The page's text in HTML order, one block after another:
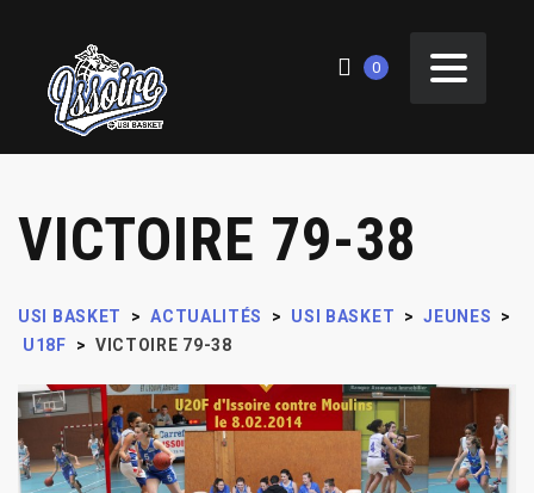
0
VICTOIRE 79-38
USI BASKET > ACTUALITÉS > USI BASKET > JEUNES
>
U18F
> VICTOIRE 79-38